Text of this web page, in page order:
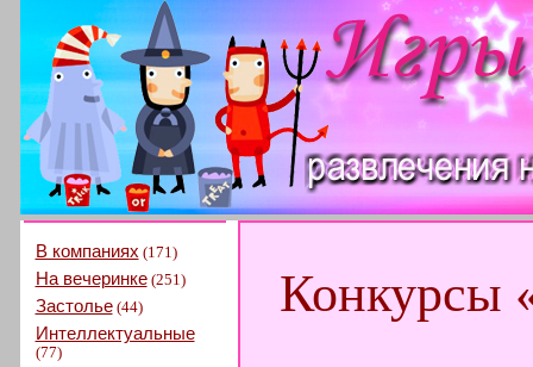
В компаниях (171)
На вечеринке(251)
Застолье(44)
Интеллектуальные
(77)
Конкурсы